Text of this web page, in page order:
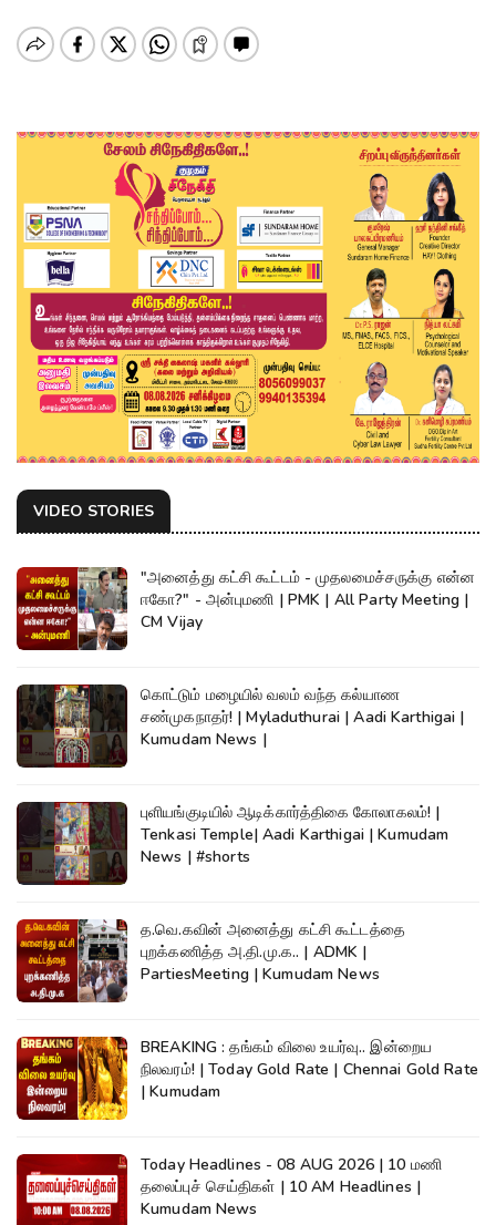
VIDEO STORIES
"அனைத்து கட்சி கூட்டம் - முதலமைச்சருக்கு என்ன
ஈகோ?" - அன்புமணி | PMK | All Party Meeting |
CM Vijay
கொட்டும் மழையில் வலம் வந்த கல்யாண
சண்முகநாதர்! | Myladuthurai | Aadi Karthigai |
Kumudam News |
புளியங்குடியில் ஆடிக்கார்த்திகை கோலாகலம்! |
Tenkasi Temple| Aadi Karthigai | Kumudam
News | #shorts
த.வெ.கவின் அனைத்து கட்சி கூட்டத்தை
புறக்கணித்த அ.தி.மு.க.. | ADMK |
PartiesMeeting | Kumudam News
BREAKING : தங்கம் விலை உயர்வு.. இன்றைய
நிலவரம்! | Today Gold Rate | Chennai Gold Rate
| Kumudam
Today Headlines - 08 AUG 2026 | 10 மணி
தலைப்புச் செய்திகள் | 10 AM Headlines |
Kumudam News